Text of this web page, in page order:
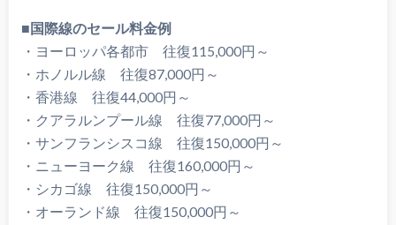
■ 国際線のセール料金例
・ヨーロッパ各都市 往復115,000円～
・ホノルル線 往復87,000円～
・香港線 往復44,000円～
・クアラルンプール線 往復77,000円～
・サンフランシスコ線 往復150,000円～
・ニューヨーク線 往復160,000円～
・シカゴ線 往復150,000円～
・オーランド線 往復150,000円～